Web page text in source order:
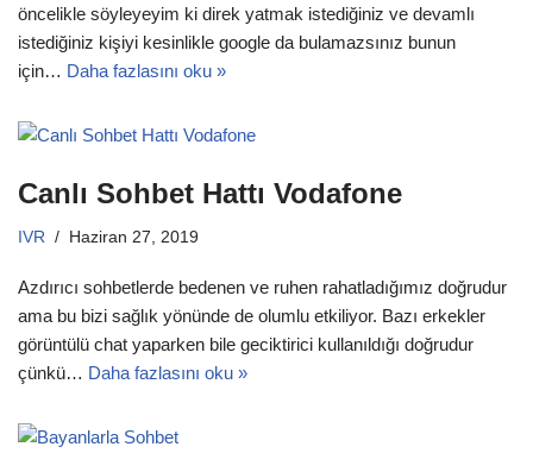
öncelikle söyleyeyim ki direk yatmak istediğiniz ve devamlı
istediğiniz kişiyi kesinlikle google da bulamazsınız bunun
için… Daha fazlasını oku »
Canlı Sohbet Hattı Vodafone
IVR Haziran 27, 2019
Azdırıcı sohbetlerde bedenen ve ruhen rahatladığımız doğrudur
ama bu bizi sağlık yönünde de olumlu etkiliyor. Bazı erkekler
görüntülü chat yaparken bile geciktirici kullanıldığı doğrudur
çünkü… Daha fazlasını oku »